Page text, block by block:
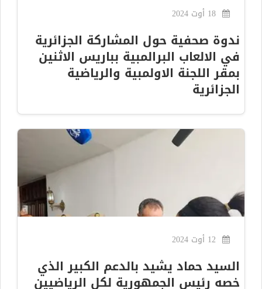
ندوة صحفية حول المشاركة الجزائرية
في الالعاب البرالمبية بباريس الاثنين
بمقر اللجنة الاولمبية والرياضية
الجزائرية
السيد حماد يشيد بالدعم الكبير الذي
خصه رئيس الجمهورية لكل الرياضيين